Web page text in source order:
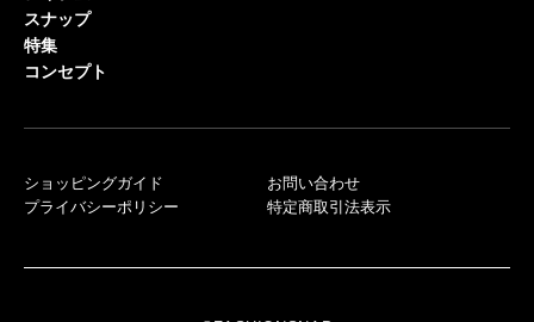
スナップ
特集
コンセプト
ショッピングガイド
プライバシーポリシー
お問い合わせ
特定商取引法表示